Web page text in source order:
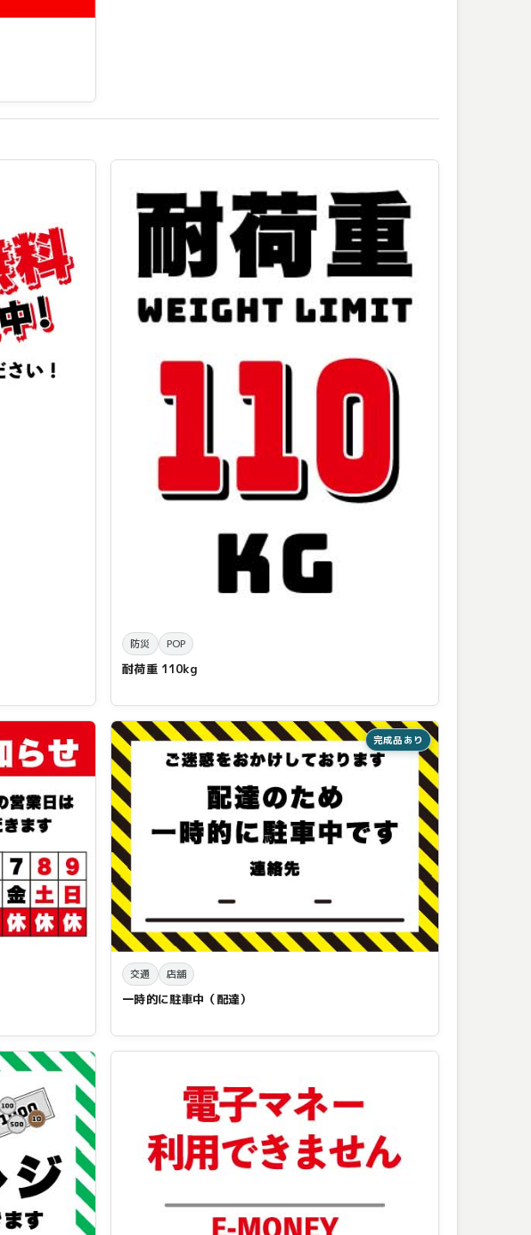
防災 POP
耐荷重 110kg
完成品あり
交通 店舗
一時的に駐車中（配達）